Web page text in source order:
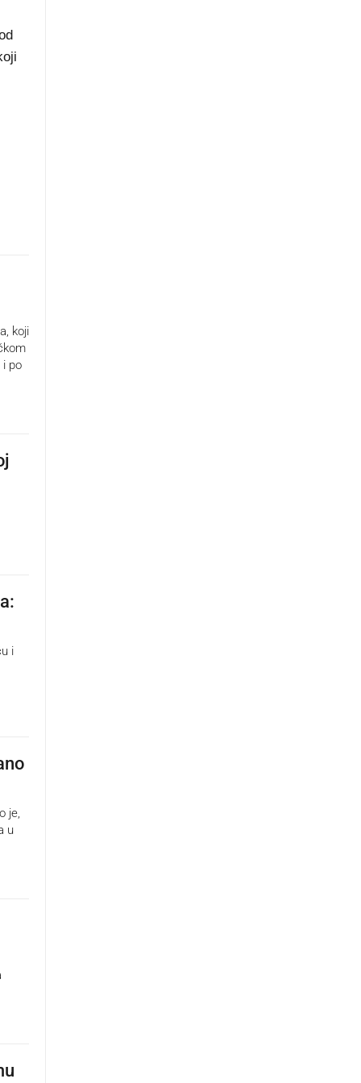
koji
i po
i
je,
u